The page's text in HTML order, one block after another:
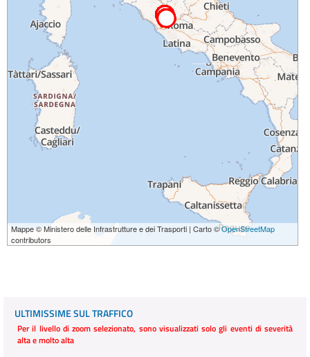
Mappe © Ministero delle Infrastrutture e dei Trasporti | Carto ©OpenStreetMap
contributors
ULTIMISSIME SUL TRAFFICO
Per il livello di zoom selezionato, sono visualizzati solo gli eventi di severità
alta e molto alta